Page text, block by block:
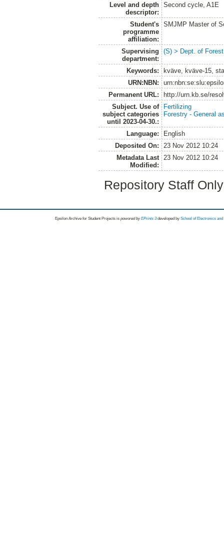
Level and depth
descriptor:
Second cycle, A1E
Student's
programme
affiliation:
SMJMP Master of
Supervising
department:
(S) > Dept. of
Keywords:
kväve, kväve-15,
URN:NBN:
Permanent URL:
http://urn.kb.se/
Subject. Use of
subject categories
until 2023-04-30.:
Fertilizing
Forestry - General
Language:
English
Deposited On:
23 Nov 2012 10:24
Metadata Last
Modified:
23 Nov 2012 10:24
Repository Staff
Epsilon Archive for Student Projects is powored byEPrints 3 developed by School of Electronics